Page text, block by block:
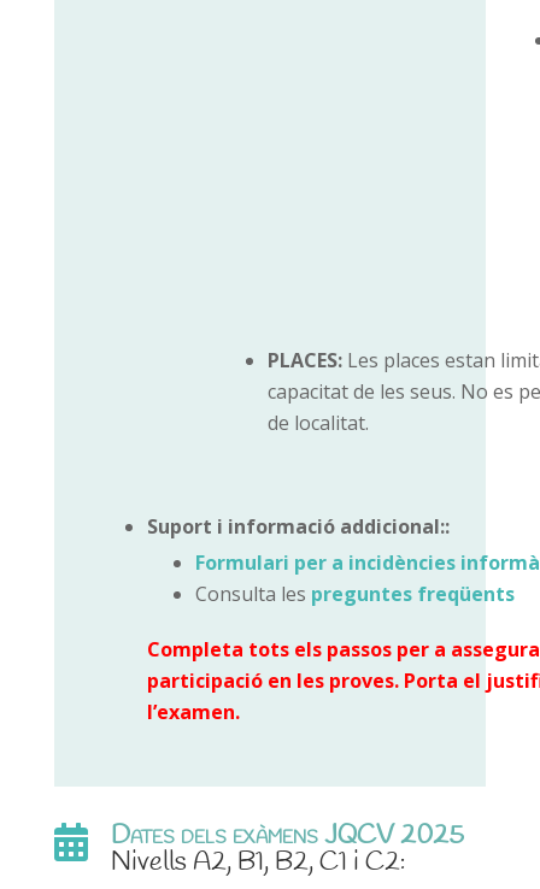
PLACES: Les places estan
capacitat de les seus. No es
de localitat.
Suport i informació addicional::
Formulari per a incidències
Consulta les preguntes freqüents
Completa tots els passos per a
participació en les proves. Porta el
l’examen.
 Dates dels exàmens JQCV 2025
Nivells A2, B1, B2, C1 i C2: